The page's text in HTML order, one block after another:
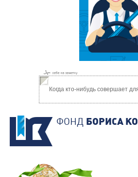
Когда кто-нибудь совершает
ФОНД БОРИСА